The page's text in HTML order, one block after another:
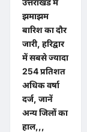
झमाझम
बारिश का दौर
जारी, हरिद्वार
में सबसे ज्यादा
254 प्रतिशत
अधिक वर्षा
दर्ज, जानें
अन्य जिलों का
हाल,,,